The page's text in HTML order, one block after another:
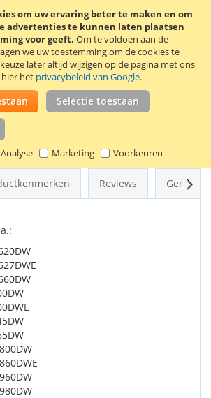
om uw ervaring beter te maken en om
advertenties te kunnen laten plaatsen
voor geeft. Om te voldoen aan de
we uw toestemming om de cookies te
later altijd wijzigen op de pagina met ons
hier het privacybeleid van Google.
Selectie toestaan
Analyse Marketing Voorkeuren
OM TE VERGELIJKEN
2510 drum unit voor de Brother toners
en TN-2510XXL. Capaciteit: 15.000
maar een drum. De drum hoeft pas
als de printer dit aangeeft of als de
is.
jaar garantie!
Reviews